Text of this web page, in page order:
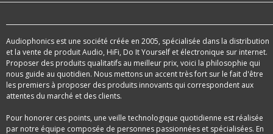
Audiophonics est une société créée en 2005, spécialisée dans la distribution
et la vente de produit Audio, HiFi, Do It Yourself et électronique sur internet.
Proposer des produits qualitatifs au meilleur prix, voici la philosophie qui
nous guide au quotidien. Nous mettons un accent très fort sur le fait d'être
les premiers à proposer des produits innovants qui correspondent aux
attentes du marché et des clients.
Pour honorer ces points, une veille technologique quotidienne est réalisée
par notre équipe composée de personnes passionnées et spécialisées. En